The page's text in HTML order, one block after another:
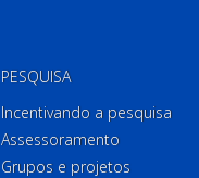
PESQUISA
Incentivando a pesquisa
Assessoramento
Grupos e projetos